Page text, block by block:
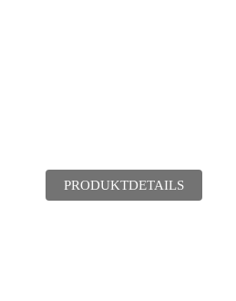
PRODUKTDETAILS